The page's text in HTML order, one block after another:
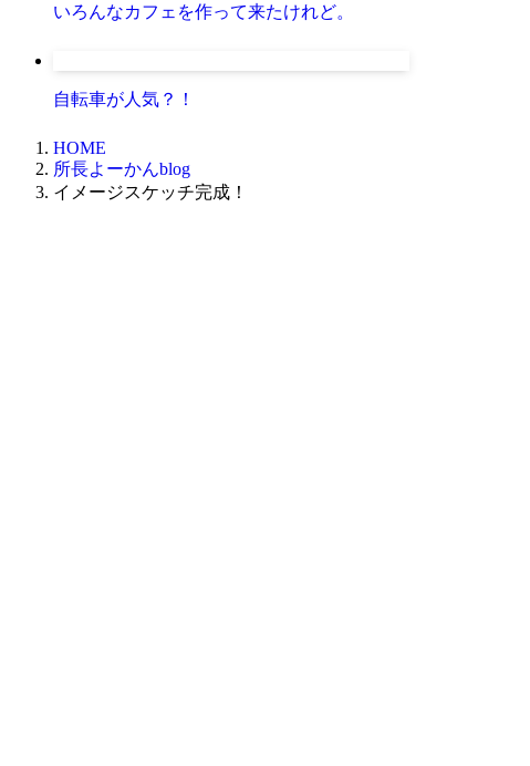
いろんなカフェを作って来たけれど。
自転車が人気？！
HOME
所長よーかんblog
イメージスケッチ完成！